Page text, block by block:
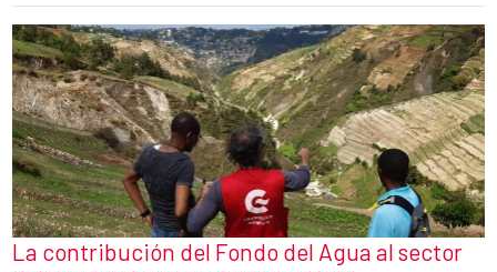
La contribución del Fondo del Agua al sector